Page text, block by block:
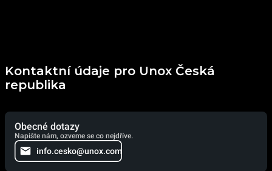
Kontaktní údaje pro Unox Česká
republika
Obecné dotazy
Napište nám, ozveme se co nejdříve.
info.cesko@unox.com